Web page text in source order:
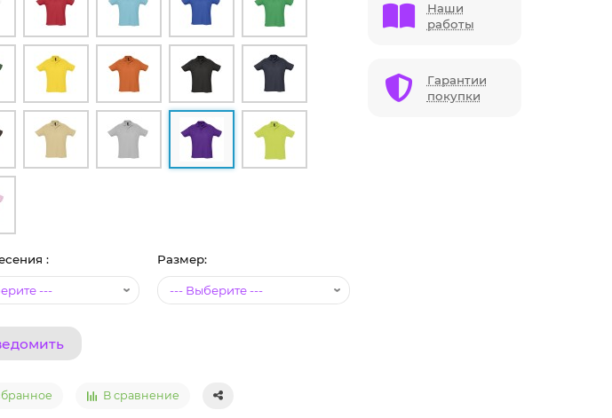
: Размер:
В сравнение
Наши
работы
Гарантии
покупки